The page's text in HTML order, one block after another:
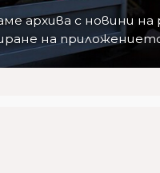
архива с новини
на